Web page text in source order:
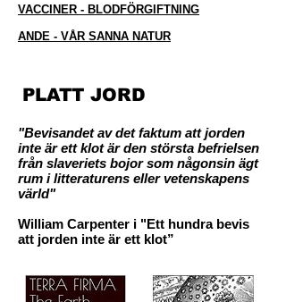
VACCINER - BLODFÖRGIFTNING
ANDE - VÅR SANNA NATUR
PLATT JORD
"Bevisandet av det faktum att jorden
inte är ett klot är den största befrielsen
från slaveriets bojor som någonsin ägt
rum i litteraturens eller vetenskapens
värld"
William Carpenter i "Ett hundra bevis
att jorden inte är ett klot”